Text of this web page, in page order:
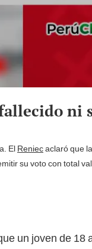
ni
El Reniecaclaró que
su voto con total
un joven de 18